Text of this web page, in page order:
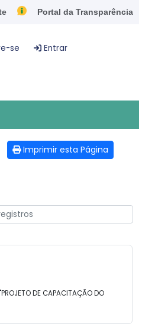
Portal da Transparência
se Entrar
Imprimir esta Página
DE CAPACITAÇÃO DO